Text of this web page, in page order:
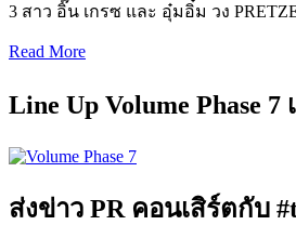
3 สาว อิ๊น เกรซ และ อุ๋มอิ๋ม วง
Read More
Line Up Volume Phase
ส่งข่าว PR คอนเสิร์ตกับ